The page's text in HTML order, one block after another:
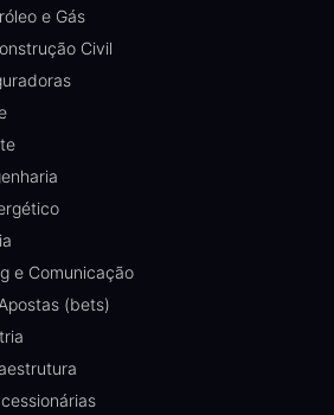
e Gás
Civil
e Comunicação
(bets)